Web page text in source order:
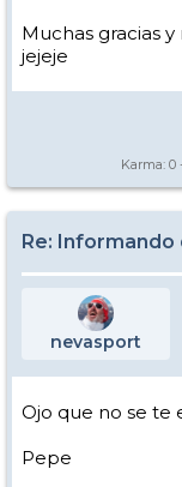
Muchas gracias
jejeje
Karma: 0
Re:
nevasport
Ojo que no se te
Pepe